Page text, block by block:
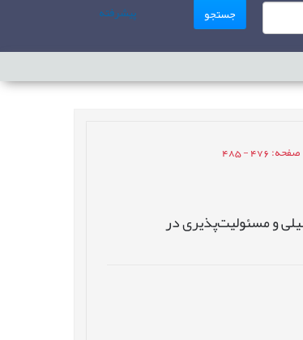
جستجو پیشرفته
صفحه: 476 - 485
و مسئولیت‌‌پذیری در